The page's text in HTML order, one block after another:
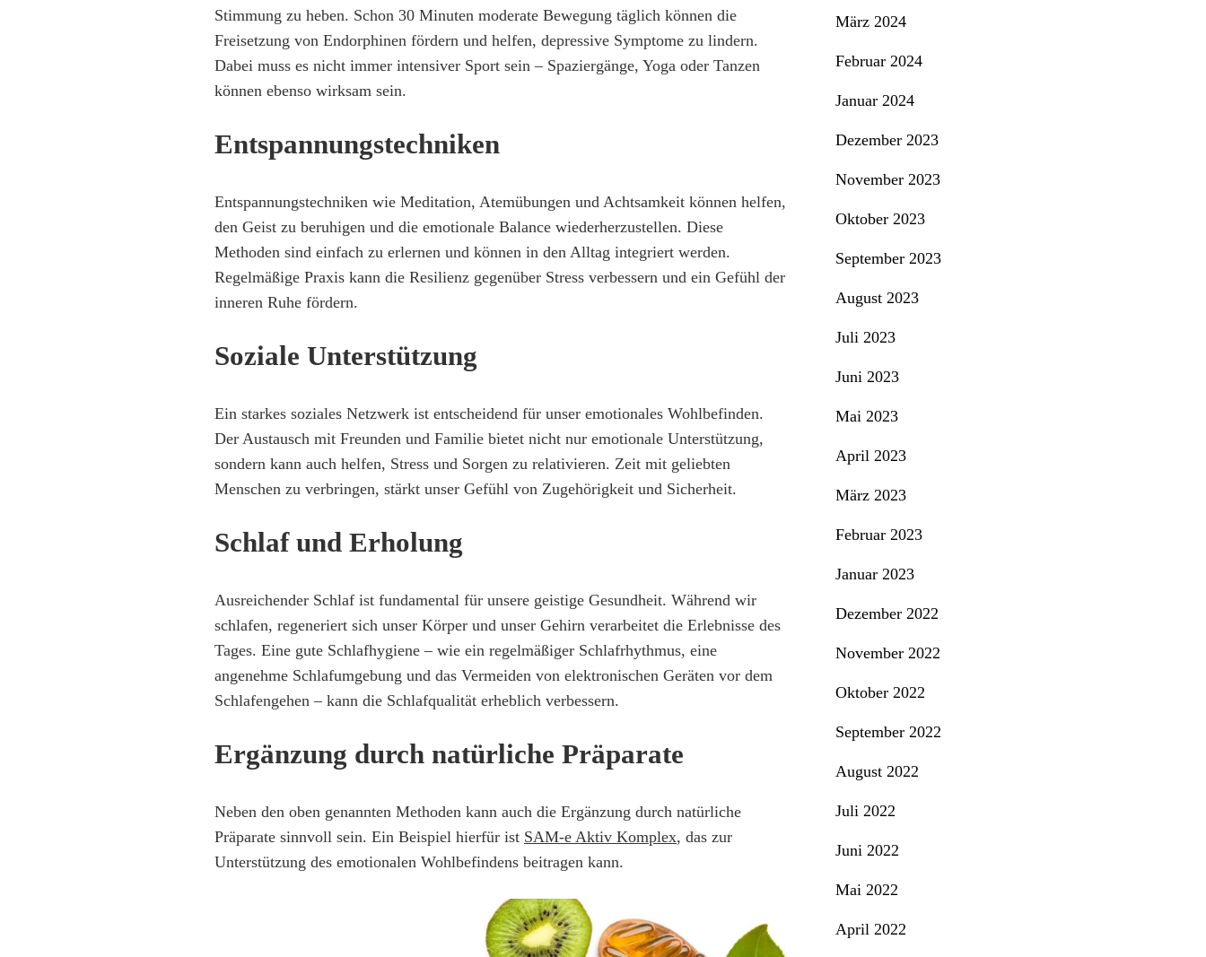
Stimmung zu heben. Schon 30 Minuten moderate Bewegung täglich können die
Freisetzung von Endorphinen fördern und helfen, depressive Symptome zu lindern.
Dabei muss es nicht immer intensiver Sport sein – Spaziergänge, Yoga oder Tanzen
können ebenso wirksam sein.
Entspannungstechniken
Entspannungstechniken wie Meditation, Atemübungen und Achtsamkeit können helfen,
den Geist zu beruhigen und die emotionale Balance wiederherzustellen. Diese
Methoden sind einfach zu erlernen und können in den Alltag integriert werden.
Regelmäßige Praxis kann die Resilienz gegenüber Stress verbessern und ein Gefühl der
inneren Ruhe fördern.
Soziale Unterstützung
Ein starkes soziales Netzwerk ist entscheidend für unser emotionales Wohlbefinden.
Der Austausch mit Freunden und Familie bietet nicht nur emotionale Unterstützung,
sondern kann auch helfen, Stress und Sorgen zu relativieren. Zeit mit geliebten
Menschen zu verbringen, stärkt unser Gefühl von Zugehörigkeit und Sicherheit.
Schlaf und Erholung
Ausreichender Schlaf ist fundamental für unsere geistige Gesundheit. Während wir
schlafen, regeneriert sich unser Körper und unser Gehirn verarbeitet die Erlebnisse des
Tages. Eine gute Schlafhygiene – wie ein regelmäßiger Schlafrhythmus, eine
angenehme Schlafumgebung und das Vermeiden von elektronischen Geräten vor dem
Schlafengehen – kann die Schlafqualität erheblich verbessern.
Ergänzung durch natürliche Präparate
Neben den oben genannten Methoden kann auch die Ergänzung durch natürliche
Präparate sinnvoll sein. Ein Beispiel hierfür ist SAM-e Aktiv Komplex, das zur
Unterstützung des emotionalen Wohlbefindens beitragen kann.
März 2024
Februar 2024
Januar 2024
Dezember 2023
November 2023
Oktober 2023
September 2023
August 2023
Juli 2023
Juni 2023
Mai 2023
April 2023
März 2023
Februar 2023
Januar 2023
Dezember 2022
November 2022
Oktober 2022
September 2022
August 2022
Juli 2022
Juni 2022
Mai 2022
April 2022